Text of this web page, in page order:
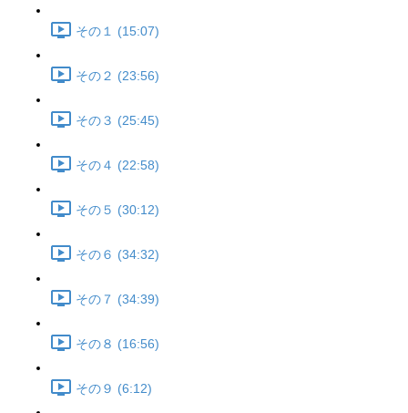
その１ (15:07)
その２ (23:56)
その３ (25:45)
その４ (22:58)
その５ (30:12)
その６ (34:32)
その７ (34:39)
その８ (16:56)
その９ (6:12)